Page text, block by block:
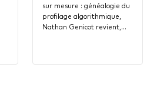
sur mesure : généalogie du
profilage algorithmique,
Nathan Genicot revient,…